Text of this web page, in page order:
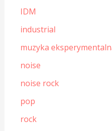
IDM
industrial
muzyka
noise
noise rock
pop
rock